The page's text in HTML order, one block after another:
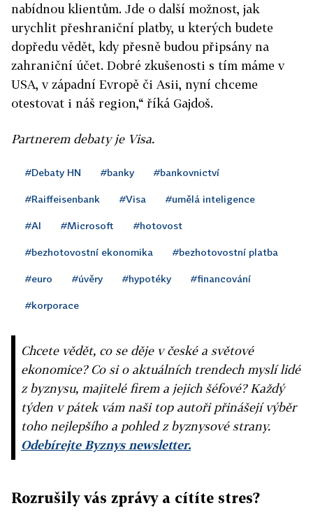
nabídnou klientům. Jde o další možnost, jak
urychlit přeshraniční platby, u kterých budete
dopředu vědět, kdy přesně budou připsány na
zahraniční účet. Dobré zkušenosti s tím máme v
USA, v západní Evropě či Asii, nyní chceme
otestovat i náš region,“ říká Gajdoš.
Partnerem debaty je Visa.
#Debaty HN #banky #bankovnictví
#Raiffeisenbank #Visa #umělá inteligence
#AI #Microsoft #hotovost
#bezhotovostní ekonomika #bezhotovostní platba
#euro #úvěry #hypotéky #financování
#korporace
Chcete vědět, co se děje v české a světové
ekonomice? Co si o aktuálních trendech myslí lidé
z byznysu, majitelé firem a jejich šéfové? Každý
týden v pátek vám naši top autoři přinášejí výběr
toho nejlepšího a pohled z byznysové strany.
Odebírejte Byznys newsletter.
Rozrušily vás zprávy a cítíte stres?